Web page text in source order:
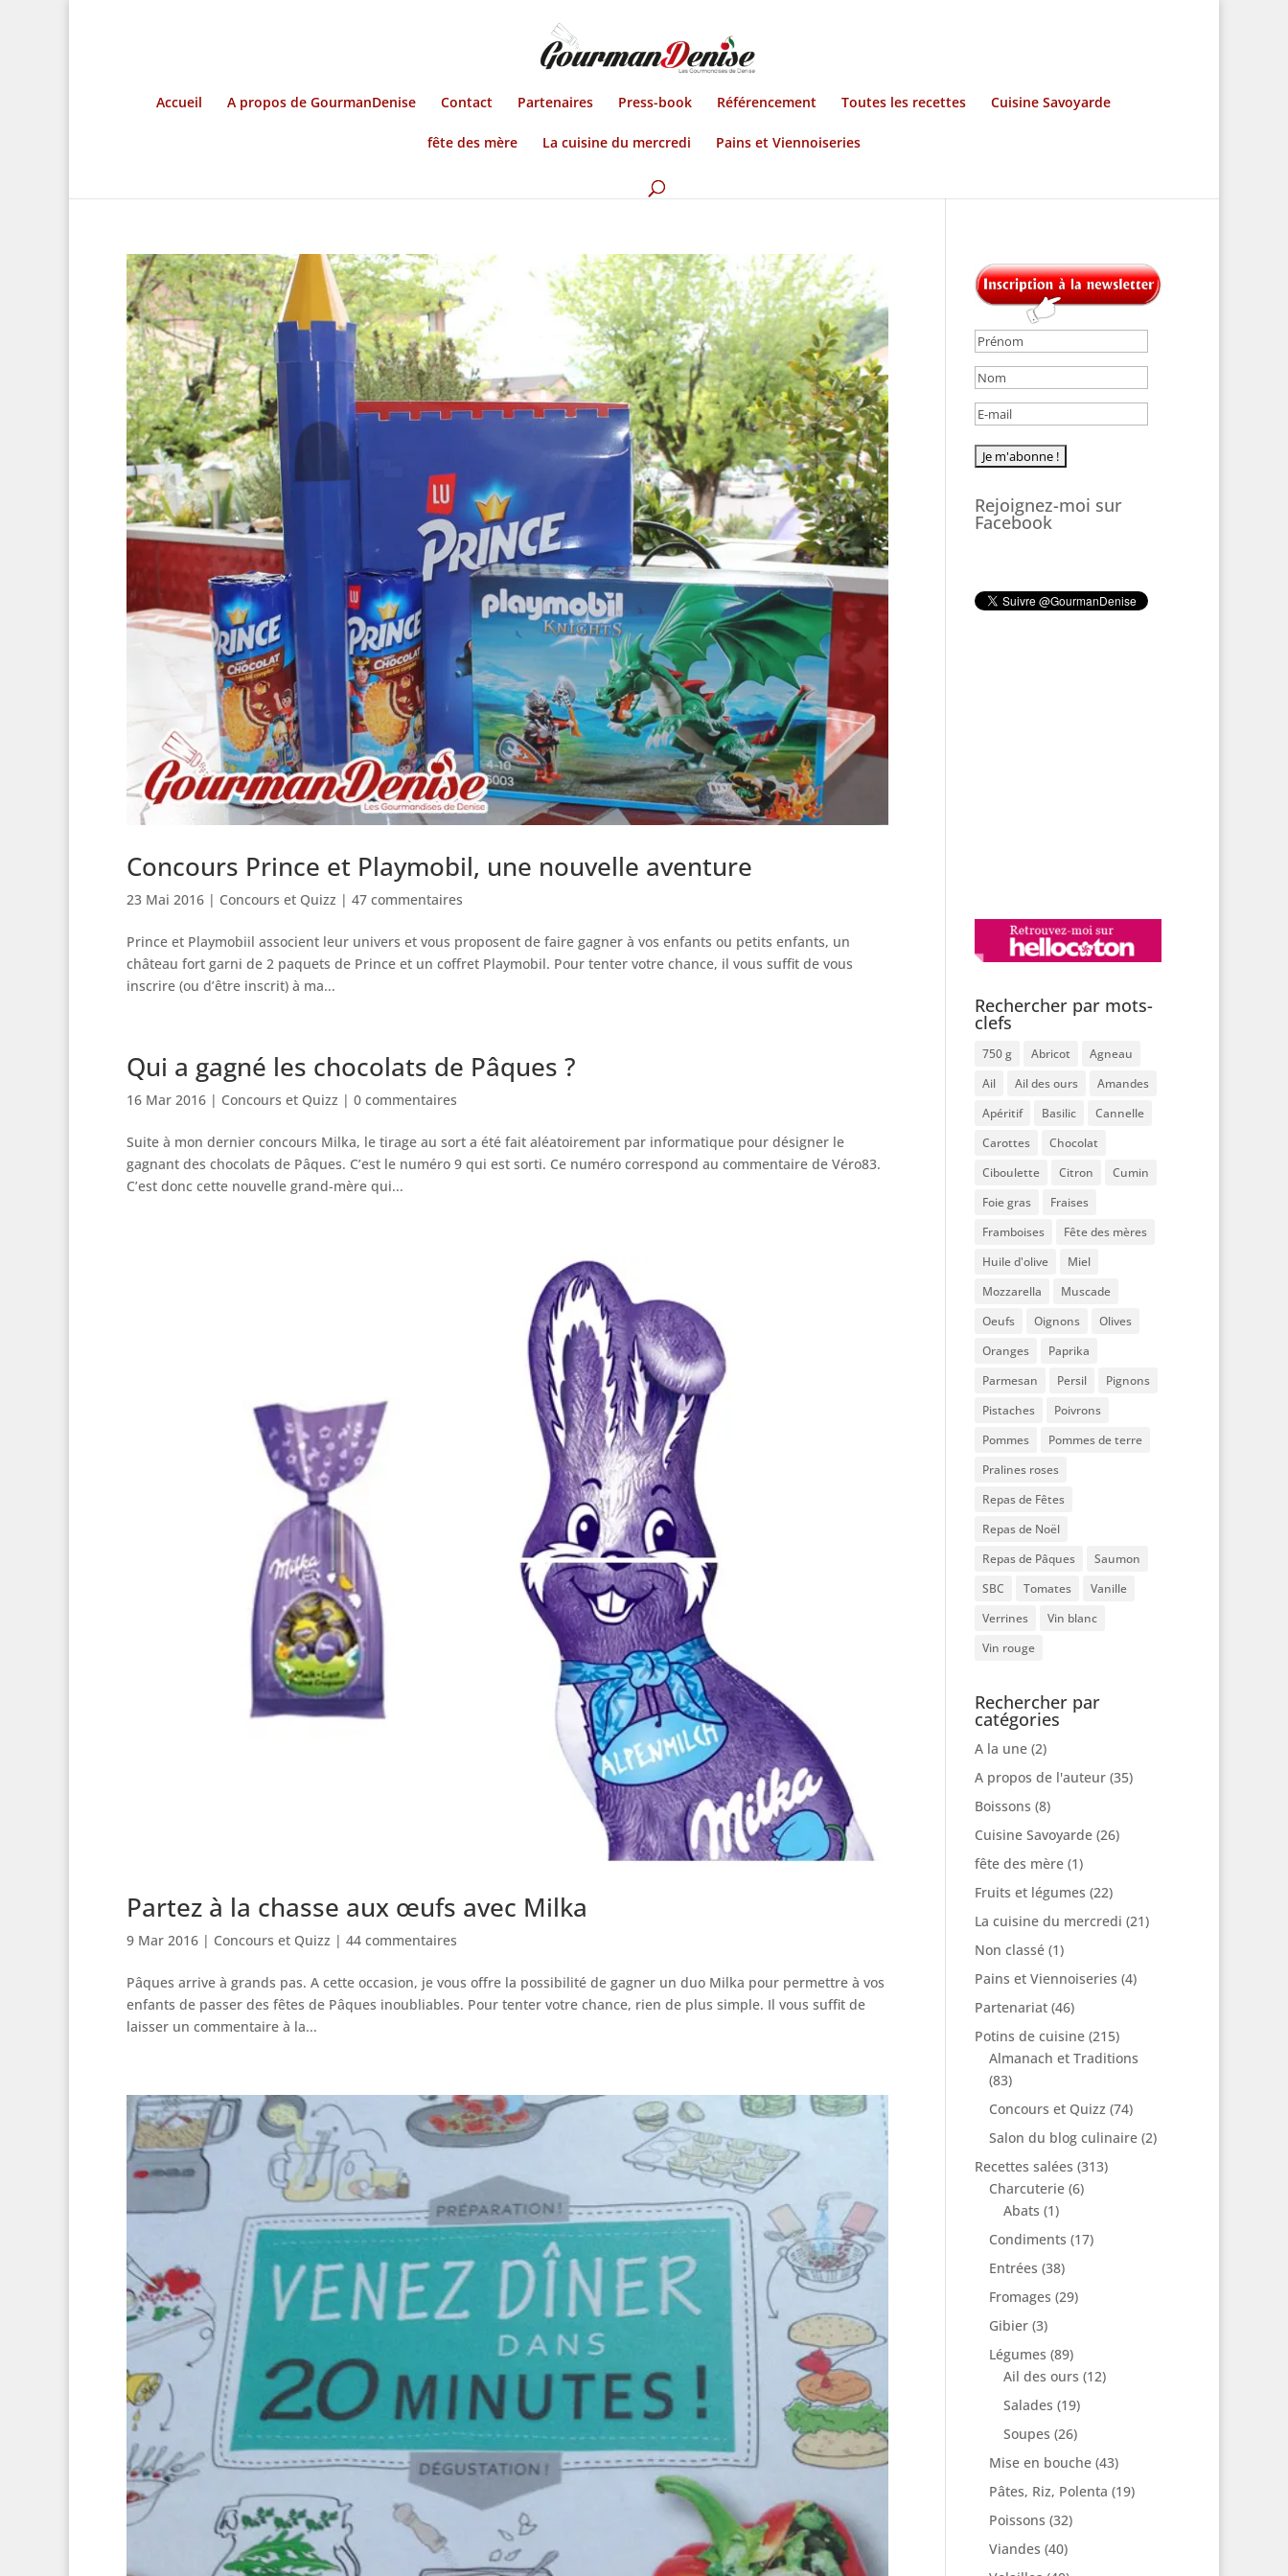
Accueil A propos de GourmanDenise Contact Partenaires Press-book Référencement Toutes les recettes Cuisine Savoyarde
fête des mère La cuisine du mercredi Pains et Viennoiseries
Concours Prince et Playmobil, une nouvelle aventure
23 Mai 2016 | Concours et Quizz | 47 commentaires
Prince et Playmobiil associent leur univers et vous proposent de faire gagner à vos enfants ou petits enfants, un
château fort garni de 2 paquets de Prince et un coffret Playmobil. Pour tenter votre chance, il vous suffit de vous
inscrire (ou d’être inscrit) à ma...
Qui a gagné les chocolats de Pâques ?
16 Mar 2016 | Concours et Quizz | 0 commentaires
Suite à mon dernier concours Milka, le tirage au sort a été fait aléatoirement par informatique pour désigner le
gagnant des chocolats de Pâques. C’est le numéro 9 qui est sorti. Ce numéro correspond au commentaire de Véro83.
C’est donc cette nouvelle grand-mère qui...
Partez à la chasse aux œufs avec Milka
9 Mar 2016 | Concours et Quizz | 44 commentaires
Pâques arrive à grands pas. A cette occasion, je vous offre la possibilité de gagner un duo Milka pour permettre à vos
enfants de passer des fêtes de Pâques inoubliables. Pour tenter votre chance, rien de plus simple. Il vous suffit de
laisser un commentaire à la...
Rejoignez-moi sur
Facebook
Rechercher par mots-
clefs
750 g Abricot
Agneau
Ail
Ail des ours
Amandes
Apéritif
Basilic
Cannelle
Carottes
Chocolat
Ciboulette
Citron
Cumin
Foie gras
Fraises
Framboises
Fête des mères
Huile d'olive
Miel
Mozzarella
Muscade
Oeufs
Oignons
Olives
Oranges
Paprika
Parmesan
Persil
Pignons
Pistaches
Poivrons
Pommes
Pommes de terre
Pralines roses
Repas de Fêtes
Repas de Noël
Repas de Pâques
Saumon
SBC
Tomates
Vanille
Verrines
Vin blanc
Vin rouge
Rechercher par
catégories
A la une(2)
A propos de l'auteur(35)
Boissons (8)
Cuisine Savoyarde(26)
fête des mère(1)
Fruits et légumes (22)
La cuisine du mercredi (21)
Non classé(1)
Pains et Viennoiseries (4)
Partenariat(46)
Potins de cuisine(215)
Almanach et Traditions
(83)
Concours et Quizz (74)
Salon du blog culinaire(2)
Recettes salées (313)
Charcuterie(6)
Abats (1)
Condiments (17)
Entrées (38)
Fromages (29)
Gibier(3)
Légumes (89)
Ail des ours (12)
Salades (19)
Soupes (26)
Mise en bouche(43)
Pâtes, Riz, Polenta (19)
Poissons (32)
Viandes (40)